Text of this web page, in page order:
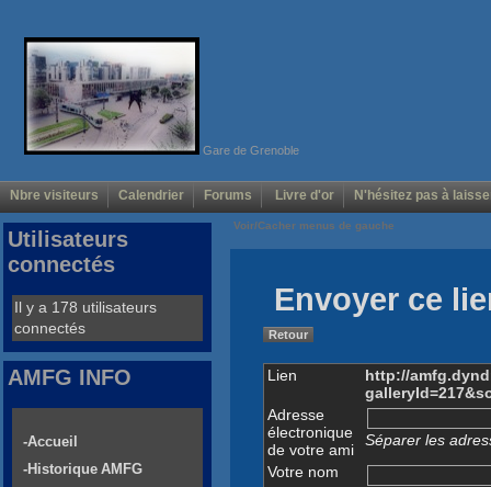
Gare de Grenoble
Nbre visiteurs Calendrier Forums Livre d'or N'hésitez pas à
Voir/Cacher menus de gauche
Envoyer ce
Retour
Lien
http://
Adresse
électronique
de votre ami
Séparer les
Votre nom
Utilisateurs
connectés
Il y a 178 utilisateurs
connectés
AMFG INFO
-Accueil
-Historique AMFG